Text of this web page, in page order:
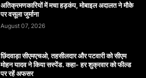
अतिक्रमणकारियों में मचा हड़कंप, मोबाइल अदालत ने मौके
पर वसूला जुर्माना
August 07, 2026
छिंदवाड़ा सीएमएचओ, तहसीलदार और पटवारी को सीएम
मोहन यादव ने किया सस्पेंड. कहा- हर शुक्रवार को फील्ड
पर रहें अफसर